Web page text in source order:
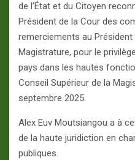
de l’État et du Citoyen
Président de la Cour des
remerciements au
Magistrature, pour le
pays dans les hautes
Conseil Supérieur de la
septembre 2025.
Alex Euv Moutsiangou a à
de la haute juridiction en
publiques.